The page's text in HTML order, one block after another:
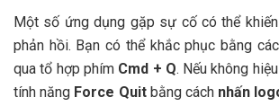
Một số ứng dụng gặp sự cố có thể
phản hồi. Bạn có thể khắc phục bằng
qua tổ hợp phím Cmd + Q. Nếu không
tính năng Force Quitbằng cách nhấn